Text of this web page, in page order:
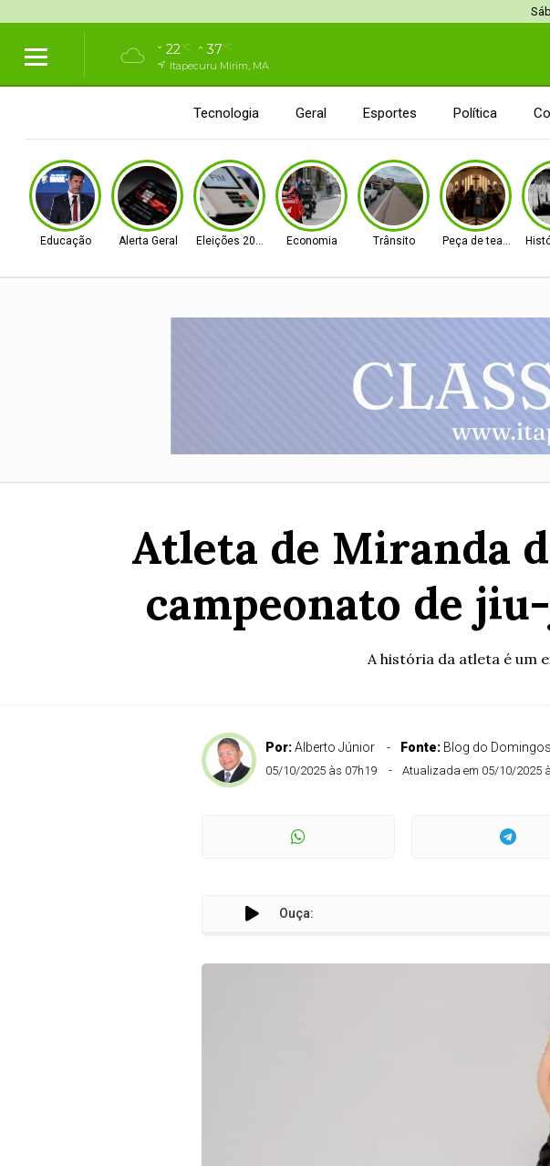
22°C 37°C
Itapecuru Mirim, MA
Tecnologia Geral Esportes Política
Educação Alerta Geral Eleições 2026 Economia Trânsito Peça de teatro
Atleta de Miranda
campeonato de
A história da atleta é um
Por:Alberto Júnior Fonte: Blog do
05/10/2025 às 07h19 Atualizada em 05/10/2025
Ouça: